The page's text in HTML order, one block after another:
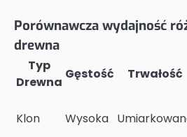
Porównawcza wydajność
drewna
Typ
Drewna
Gęstość Trwałość
Klon Wysoka